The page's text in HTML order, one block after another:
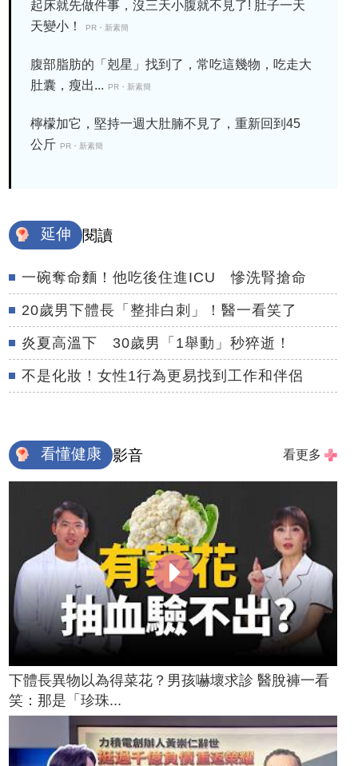
起床就先做件事，沒三天小腹就不見了! 肚子一天
天變小！
PR・新素簡
腹部脂肪的「剋星」找到了，常吃這幾物，吃走大
肚囊，瘦出...
PR・新素簡
檸檬加它，堅持一週大肚腩不見了，重新回到45
公斤 PR・新素簡
延伸 閱讀
一碗奪命麵！他吃後住進ICU 慘洗腎搶命
20歲男下體長「整排白刺」！醫一看笑了
炎夏高溫下 30歲男「1舉動」秒猝逝！
不是化妝！女性1行為更易找到工作和伴侶
看懂健康 影音 看更多
下體長異物以為得菜花？男孩嚇壞求診 醫脫褲一看
笑：那是「珍珠...